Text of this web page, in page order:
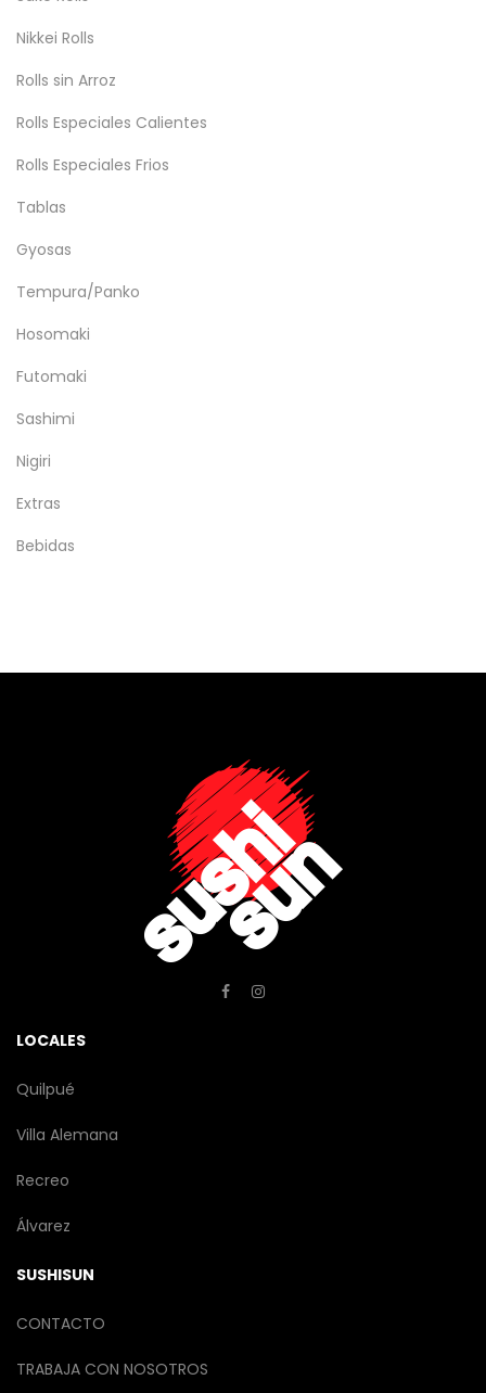
Nikkei Rolls
Rolls sin Arroz
Rolls Especiales Calientes
Rolls Especiales Frios
Tablas
Gyosas
Tempura/Panko
Hosomaki
Futomaki
Sashimi
Nigiri
Extras
Bebidas
LOCALES
Quilpué
Villa Alemana
Recreo
Álvarez
SUSHISUN
CONTACTO
TRABAJA CON NOSOTROS